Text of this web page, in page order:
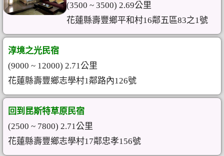
(3500 ~ 3500) 2.69公里
花蓮縣壽豐鄉平和村16鄰五區83之1號
淳境之光民宿
(9000 ~ 12000) 2.71公里
花蓮縣壽豐鄉志學村1鄰路內126號
回到昆斯特草原民宿
(2500 ~ 7800) 2.71公里
花蓮縣壽豐鄉志學村17鄰忠孝156號